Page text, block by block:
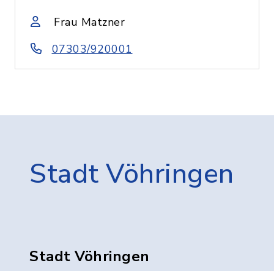
Frau Matzner
07303/920001
Stadt Vöhringen
Stadt Vöhringen